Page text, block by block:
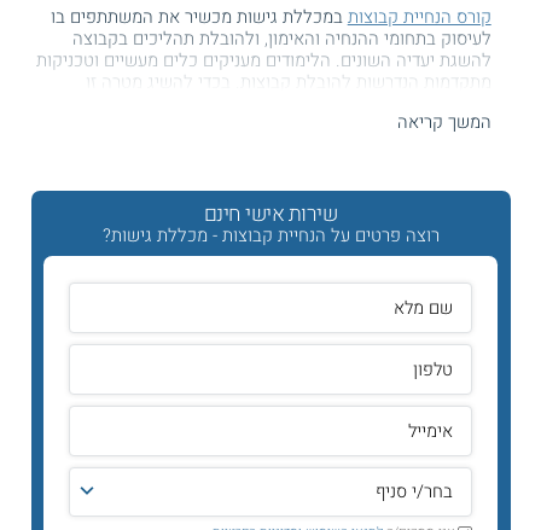
קורס הנחיית קבוצותבמכללת גישות מכשיר את המשתתפים בו
לעיסוק בתחומי ההנחיה והאימון, ולהובלת תהליכים בקבוצה
להשגת יעדיה השונים. הלימודים מעניקים כלים מעשיים וטכניקות
מתקדמות הנדרשות להובלת קבוצות. בכדי להשיג מטרה זו
אימון ותרגול אישי וקבוצתי.
רמת אפעל, חיפהובמתכונת מקוונת בזום.
תכנית הלימודים
הלימודיםבקורסמבוססים על השיטה הייחודית של דוקטור צבי
ברק, מדובר בשיטה המשימתית, אשר מניחה כי על כל ארגון
לשאוף למצוינות ולפיתוח המיומנויות של עובדיו. בשיטה שמים
דגש על פיתוח מיומנויות התנהגות ולומדים לפתח יצירתיות
ומקוריות בתהליכי ההדרכה. כמו כן, במהלך הלימודים רוכשים
כלים מעשיים הנדרשים להובלת תהליכים בקבוצה במסגרות
עסקיות מגוונות ולומדים כיצד לנהל זמנים בצורה יעילה, איך
להתמודד עם התנגדויות וקונפליקטים בתהלים ההנחיה וכיצד
להדריך את חברי הקבוצה לעבר העצמה והשגת יעדים ומטרות.
מתכונת הלימוד
המשך קריאה
שירות אישי חינם
רוצה פרטים על הנחיית קבוצות - מכללת גישות?